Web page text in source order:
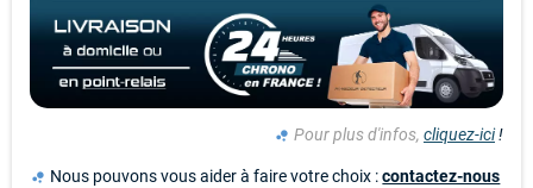
bubble_chart Pour plus d'infos, cliquez-ici!
bubble_chart Nous pouvons vous aider à faire votre choix :contactez-nous